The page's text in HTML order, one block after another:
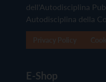
dell'Autodisciplina
Autodisciplina della
E-Shop